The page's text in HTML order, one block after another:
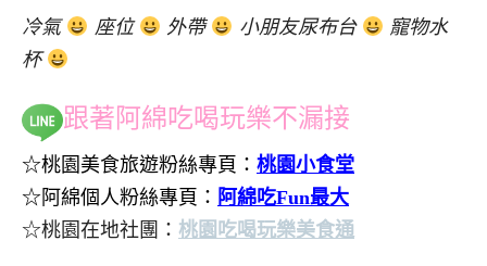
冷氣 座位 外帶 小朋友尿布台
寵物水
杯
跟著阿綿吃喝玩樂不漏接
☆桃園美食旅遊粉絲專頁： 桃園小食堂
☆阿綿個人粉絲專頁： 阿綿吃Fun最大
☆桃園在地社團： 桃園吃喝玩樂美食通